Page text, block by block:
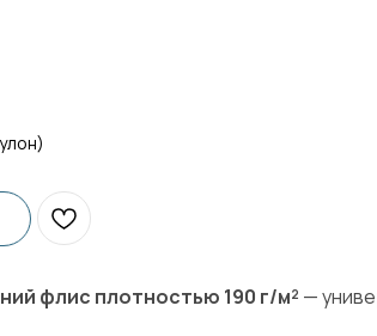
флис плотностью 190 г/м² —